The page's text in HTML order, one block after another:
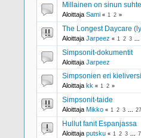
Millainen on sinun
Aloittaja Sami « 1 2 »
The Longest Daycare
Aloittaja Jarpeez « 1 2 3 ...
Simpsonit-dokumentit
Aloittaja Jarpeez
Simpsonien eri
Aloittaja kk « 1 2 »
Simpsonit-taide
Aloittaja Mikko « 1 2 3 ... 27
Hullut fanit Espanjassa
Aloittaja putsku « 1 2 3 ... 7